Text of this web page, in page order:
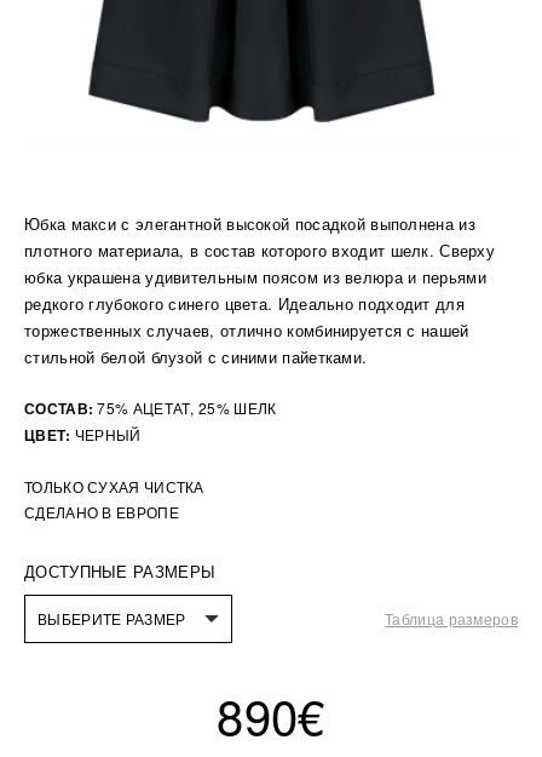
Юбка макси с элегантной высокой посадкой выполнена из
плотного материала, в состав которого входит шелк. Сверху
юбка украшена удивительным поясом из велюра и перьями
редкого глубокого синего цвета. Идеально подходит для
торжественных случаев, отлично комбинируется с нашей
стильной белой блузой с синими пайетками.
СОСТАВ: 75% АЦЕТАТ, 25% ШЕЛК
ЦВЕТ: ЧЕРНЫЙ
ТОЛЬКО СУХАЯ ЧИСТКА
СДЕЛАНО В ЕВРОПЕ
ДОСТУПНЫЕ РАЗМЕРЫ
ВЫБЕРИТЕ РАЗМЕР Таблица размеров
890€